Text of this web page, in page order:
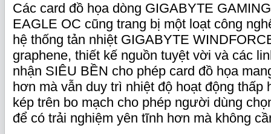
Các card đồ họa dòng GIGABYTE
EAGLE OC cũng trang bị một loạt công
hệ thống tản nhiệt GIGABYTE
graphene, thiết kế nguồn tuyệt vời và các
nhận SIÊU BỀN cho phép card đồ họa
hơn mà vẫn duy trì nhiệt độ hoạt động thấp
kép trên bo mạch cho phép người dùng
để có trải nghiệm yên tĩnh hơn mà không